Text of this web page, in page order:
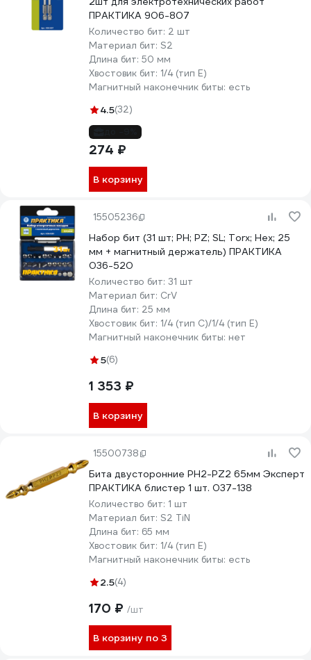
ПРАКТИКА 906-807
Количество бит: 2 шт
Материал бит: S2
Длина бит: 50 мм
Хвостовик бит: 1/4 (тип Е)
Магнитный наконечник биты: есть
4.5(32)
274 ₽
В корзину
15505236
Набор бит (31 шт; PH; PZ; SL; Torx; Hex; 25
мм + магнитный держатель) ПРАКТИКА
036-520
Количество бит: 31 шт
Материал бит: CrV
Длина бит: 25 мм
Хвостовик бит: 1/4 (тип С)/1/4 (тип Е)
Магнитный наконечник биты: нет
5(6)
1 353 ₽
В корзину
15500738
Бита двусторонние PH2-PZ2 65мм Эксперт
ПРАКТИКА блистер 1 шт. 037-138
Количество бит: 1 шт
Материал бит: S2 TiN
Длина бит: 65 мм
Хвостовик бит: 1/4 (тип Е)
Магнитный наконечник биты: есть
2.5(4)
170 ₽ /шт
В корзину по 3